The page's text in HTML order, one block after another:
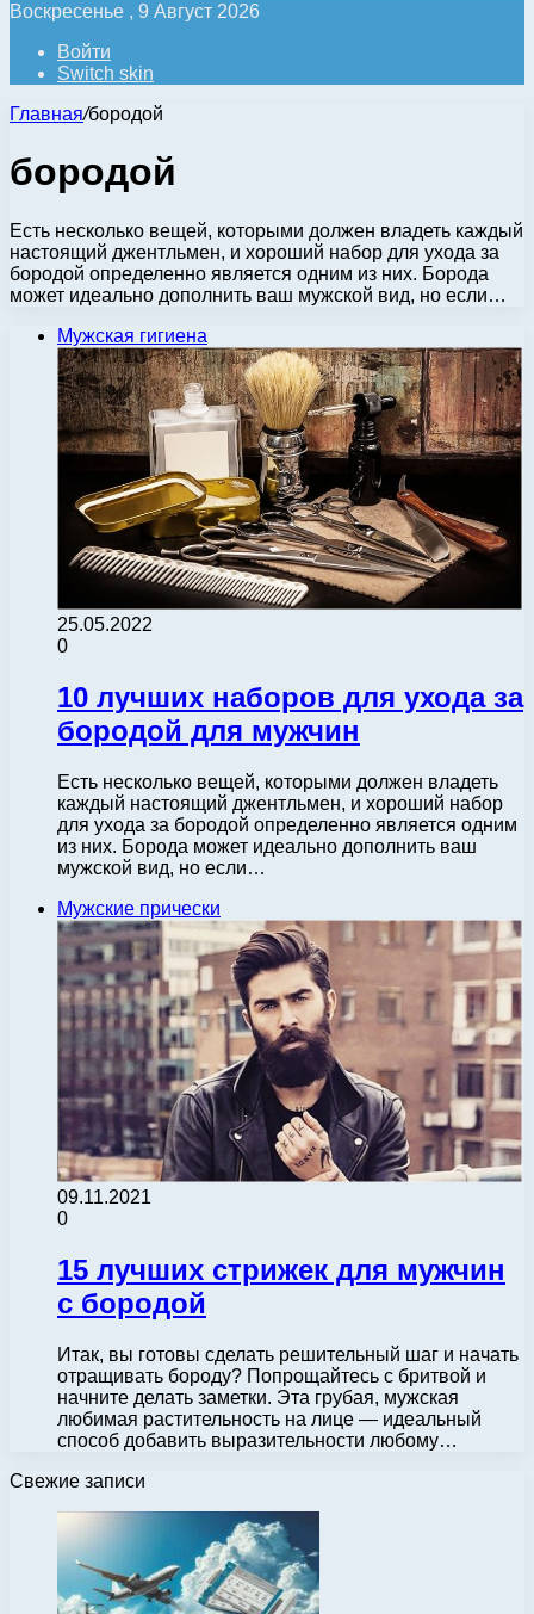
Воскресенье , 9 Август 2026
Войти
Switch skin
Главная/бородой
бородой
Есть несколько вещей, которыми должен владеть каждый
настоящий джентльмен, и хороший набор для ухода за
бородой определенно является одним из них. Борода
может идеально дополнить ваш мужской вид, но если…
Мужская гигиена
25.05.2022
0
10 лучших наборов для ухода за
бородой для мужчин
Есть несколько вещей, которыми должен владеть
каждый настоящий джентльмен, и хороший набор
для ухода за бородой определенно является одним
из них. Борода может идеально дополнить ваш
мужской вид, но если…
Мужские прически
09.11.2021
0
15 лучших стрижек для мужчин
с бородой
Итак, вы готовы сделать решительный шаг и начать
отращивать бороду? Попрощайтесь с бритвой и
начните делать заметки. Эта грубая, мужская
любимая растительность на лице — идеальный
способ добавить выразительности любому…
Свежие записи